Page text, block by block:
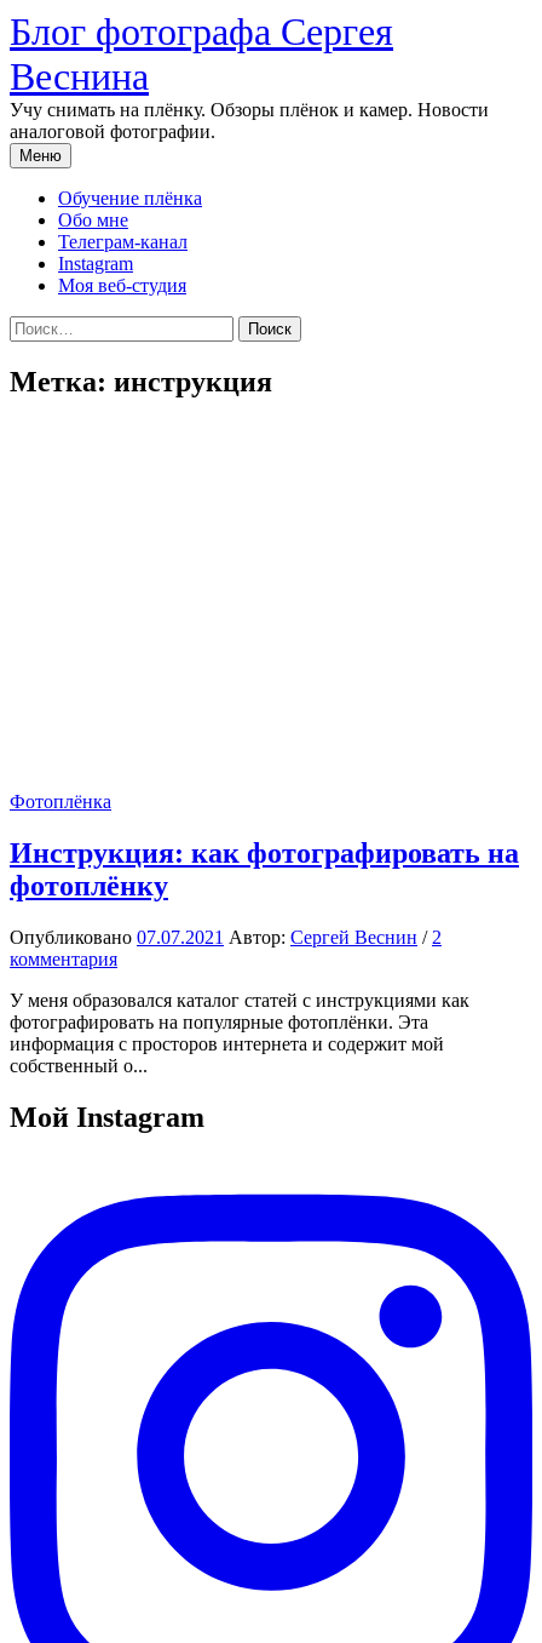
Перейти
к
содержимому
Блог фотографа Сергея
Веснина
Учу снимать на плёнку. Обзоры плёнок и камер. Новости
аналоговой фотографии.
Меню
Обучение плёнка
Обо мне
Телеграм-канал
Instagram
Моя веб-студия
Найти:
Метка: инструкция
Фотоплёнка
Инструкция: как фотографировать на
фотоплёнку
Опубликовано 07.07.2021 Автор: Сергей Веснин / 2
комментария
У меня образовался каталог статей с инструкциями как
фотографировать на популярные фотоплёнки. Эта
информация с просторов интернета и содержит мой
собственный о...
Мой Instagram